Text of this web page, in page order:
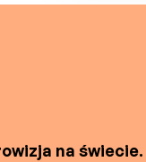
na świecie.